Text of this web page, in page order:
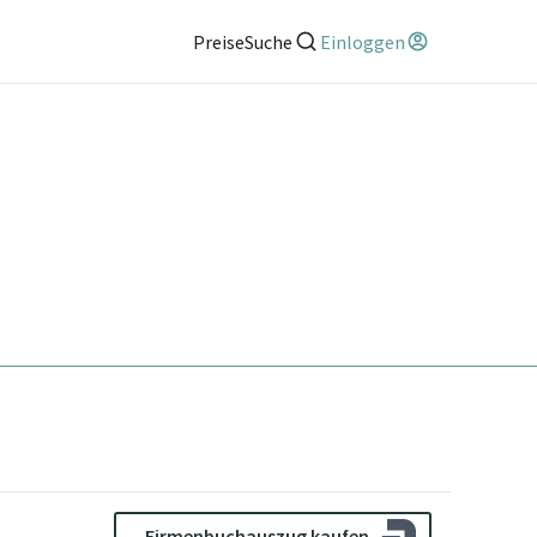
PreiseSuche Einloggen